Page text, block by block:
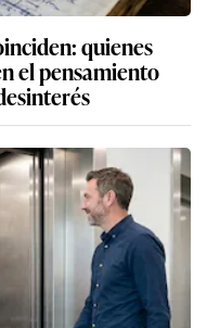
quienes
el pensamiento